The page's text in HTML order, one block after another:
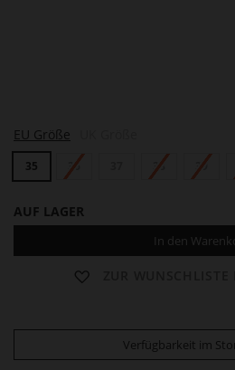
A
Z
E
L
EU Größe
35 36 38 39
AUF LAGER
In den
Verfügbarkeit im